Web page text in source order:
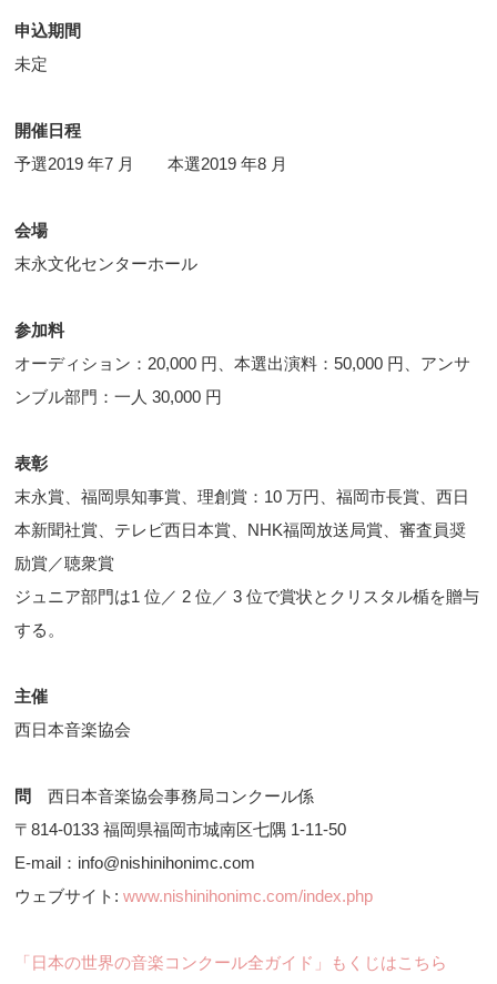
申込期間
未定
開催日程
予選2019 年7 月 本選2019 年8 月
会場
末永文化センターホール
参加料
オーディション：20,000 円、本選出演料：50,000 円、アンサ
ンブル部門：一人 30,000 円
表彰
末永賞、福岡県知事賞、理創賞：10 万円、福岡市長賞、西日
本新聞社賞、テレビ西日本賞、NHK福岡放送局賞、審査員奨
励賞／聴衆賞
ジュニア部門は1 位／ 2 位／ 3 位で賞状とクリスタル楯を贈与
する。
主催
西日本音楽協会
問
西日本音楽協会事務局コンクール係
〒814-0133 福岡県福岡市城南区七隅 1-11-50
E-mail：info@nishinihonimc.com
ウェブサイト:www.nishinihonimc.com/index.php
「日本の世界の音楽コンクール全ガイド」もくじはこちら